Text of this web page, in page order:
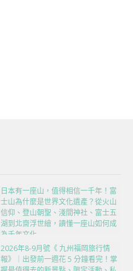
日本有一座山，值得相信一千年！富
士山為什麼是世界文化遺產？從火山
信仰、登山朝聖、淺間神社、富士五
湖到北齋浮世繪，讀懂一座山如何成
為千年文化
2026年8-9月號《 九州福岡旅行情
報》｜出發前一週花 5 分鐘看完！掌